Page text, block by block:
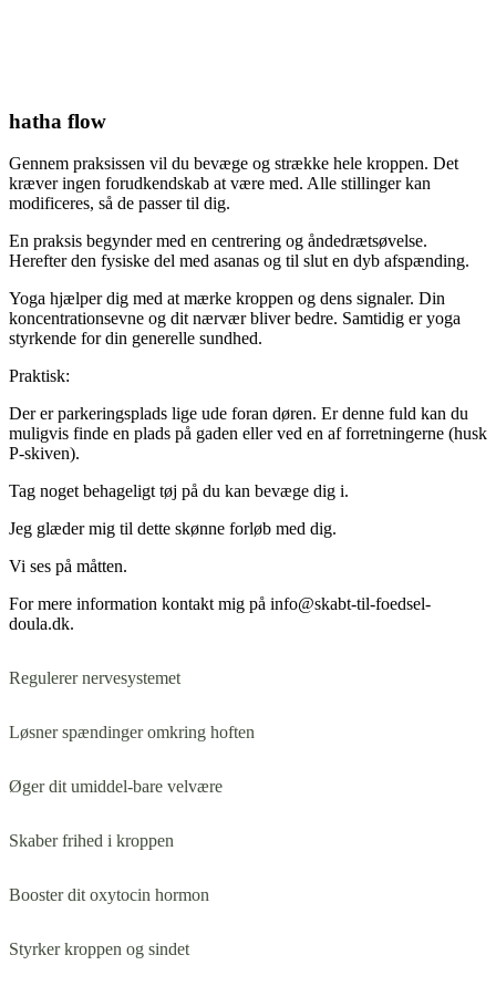
hatha flow
Gennem praksissen vil du bevæge og strække hele kroppen. Det
kræver ingen forudkendskab at være med. Alle stillinger kan
modificeres, så de passer til dig.
En praksis begynder med en centrering og åndedrætsøvelse.
Herefter den fysiske del med asanas og til slut en dyb afspænding.
Yoga hjælper dig med at mærke kroppen og dens signaler. Din
koncentrationsevne og dit nærvær bliver bedre. Samtidig er yoga
styrkende for din generelle sundhed.
Praktisk:
Der er parkeringsplads lige ude foran døren. Er denne fuld kan du
muligvis finde en plads på gaden eller ved en af forretningerne (husk
P-skiven).
Tag noget behageligt tøj på du kan bevæge dig i.
Jeg glæder mig til dette skønne forløb med dig.
Vi ses på måtten.
For mere information kontakt mig på info@skabt-til-foedsel-
doula.dk.
Regulerer nervesystemet
Løsner spændinger omkring hoften
Øger dit umiddel-bare velvære
Skaber frihed i kroppen
Booster dit oxytocin hormon
Styrker kroppen og sindet